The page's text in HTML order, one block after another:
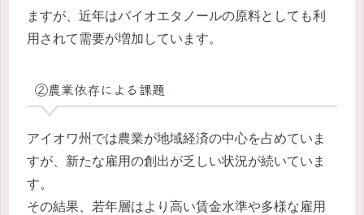
ますが、近年はバイオエタノールの原料としても利
用されて需要が増加しています。
②農業依存による課題
アイオワ州では農業が地域経済の中心を占めていま
すが、新たな雇用の創出が乏しい状況が続いていま
す。
その結果、若年層はより高い賃金水準や多様な雇用